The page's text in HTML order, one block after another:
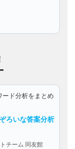
ド分析をまとめ
ろいな答案分析
チーム 同友館